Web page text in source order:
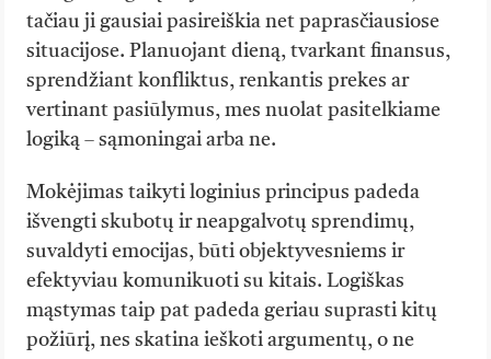
tačiau ji gausiai pasireiškia net paprasčiausiose
situacijose. Planuojant dieną, tvarkant finansus,
sprendžiant konfliktus, renkantis prekes ar
vertinant pasiūlymus, mes nuolat pasitelkiame
logiką – sąmoningai arba ne.
Mokėjimas taikyti loginius principus padeda
išvengti skubotų ir neapgalvotų sprendimų,
suvaldyti emocijas, būti objektyvesniems ir
efektyviau komunikuoti su kitais. Logiškas
mąstymas taip pat padeda geriau suprasti kitų
požiūrį, nes skatina ieškoti argumentų, o ne